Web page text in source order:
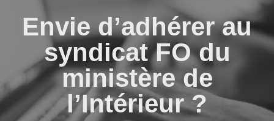
Envie d’adhérer au
syndicat FO du
ministère de
l’Intérieur ?